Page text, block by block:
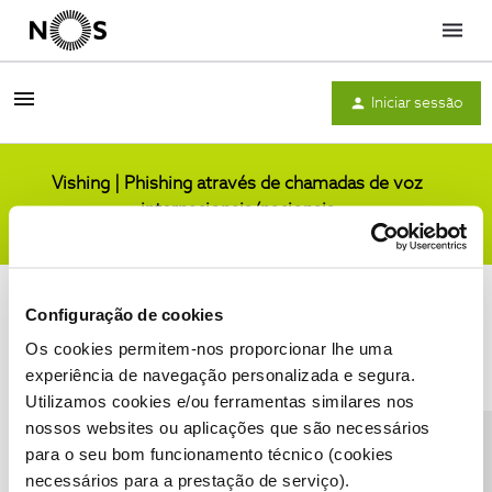
Configuração de cookies
Os cookies permitem-nos proporcionar lhe uma
experiência de navegação personalizada e segura.
Utilizamos cookies e/ou ferramentas similares nos
nossos websites ou aplicações que são necessários
para o seu bom funcionamento técnico (cookies
necessários para a prestação de serviço).
Menu
Iniciar sessão
Vishing | Phishing através de chamadas de voz
internacionais/nacionais
Condições do Fórum NOS Accessibility statement